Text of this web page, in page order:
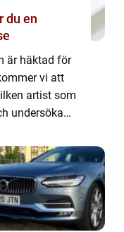
är häktad för
vi att
artist som
undersöka